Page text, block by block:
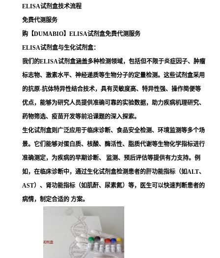
ELISA试剂盒技术流程
免费代测服务
购【DUMABIO】ELISA试剂盒免费代测服务
ELISA试剂盒与生化试剂盒：
我们的ELISA试剂盒涵盖多种检测领域，包括但不限于炎症因子、 肿瘤
标志物、 激素水平、神经递质等生物分子的定量检测。这些试剂盒采用
的抗原-抗体特异性结合技术，具有灵敏度高、特异性强、操作简便等
优点，能够为研究人员提供准确可靠的实验数据，助力疾病机理研究、
药物筛选、疫苗开发等前沿课题的深入探索。
生化试剂盒则广泛应用于临床诊断、食品安全检测、环境监测等多个场
景。它们能够对蛋白质、核酸、酶活性、脂质代谢等生物化学指标进行
准确测定，为疾病的早期诊断、 监测、预后评估等提供有力支持。例
如，在临床诊断中，通过生化试剂盒检测患者的肝功能指标（如ALT、
AST）、肾功能指标（如肌酐、 尿素氮）等，医生可以快速判断患者的
病情，制定合适的 方案。